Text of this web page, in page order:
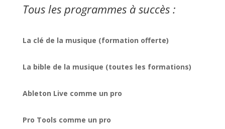
Tous les programmes à succès :
La clé de la musique (formation offerte)
La bible de la musique (toutes les formations)
Ableton Live comme un pro
Pro Tools comme un pro